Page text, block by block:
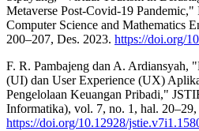
Metaverse Post-Covid-19
Computer Science and Mathematics
200–207, Des. 2023. https://doi.org/
F. R. Pambajeng dan A. Ardiansyah,
(UI) dan User Experience (UX)
Pengelolaan Keuangan Pribadi,"
Informatika), vol. 7, no. 1, hal. 20–29,
https://doi.org/10.12928/